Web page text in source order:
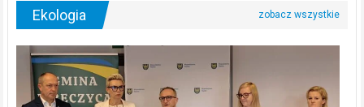
Ekologia